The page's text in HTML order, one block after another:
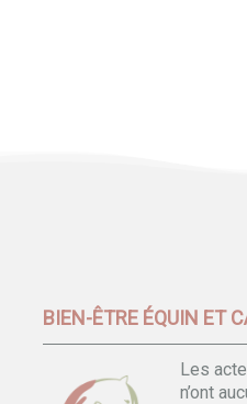
BIEN-ÊTRE ÉQUIN ET
Les
n’ont